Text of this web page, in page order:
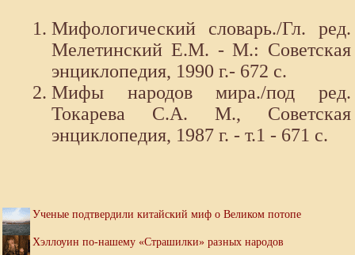
Мифологический словарь./Гл. ред.
Мелетинский Е.М. - М.: Советская
энциклопедия, 1990 г.- 672 с.
Мифы народов мира./под ред.
Токарева С.А. М., Советская
энциклопедия, 1987 г. - т.1 - 671 с.
Ученые подтвердили китайский миф о Великом потопе
Хэллоуин по-нашему «Страшилки» разных народов